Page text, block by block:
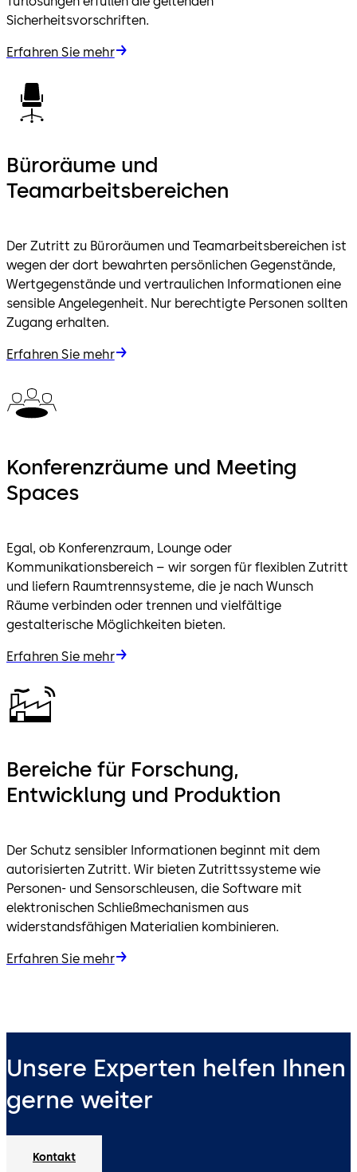
Sicherheitsvorschriften.
Erfahren Sie mehr
Büroräume und
Teamarbeitsbereichen
Der Zutritt zu Büroräumen und Teamarbeitsbereichen ist
wegen der dort bewahrten persönlichen Gegenstände,
Wertgegenstände und vertraulichen Informationen eine
sensible Angelegenheit. Nur berechtigte Personen sollten
Zugang erhalten.
Erfahren Sie mehr
Konferenzräume und Meeting
Spaces
Egal, ob Konferenzraum, Lounge oder
Kommunikationsbereich – wir sorgen für flexiblen Zutritt
und liefern Raumtrennsysteme, die je nach Wunsch
Räume verbinden oder trennen und vielfältige
gestalterische Möglichkeiten bieten.
Erfahren Sie mehr
Bereiche für Forschung,
Entwicklung und Produktion
Der Schutz sensibler Informationen beginnt mit dem
autorisierten Zutritt. Wir bieten Zutrittssysteme wie
Personen- und Sensorschleusen, die Software mit
elektronischen Schließmechanismen aus
widerstandsfähigen Materialien kombinieren.
Erfahren Sie mehr
Unsere Experten helfen Ihnen
gerne weiter
Kontakt